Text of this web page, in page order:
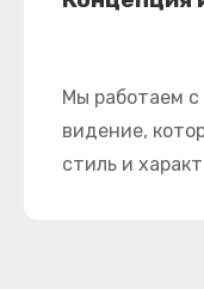
Мы работаем
видение,
стиль и